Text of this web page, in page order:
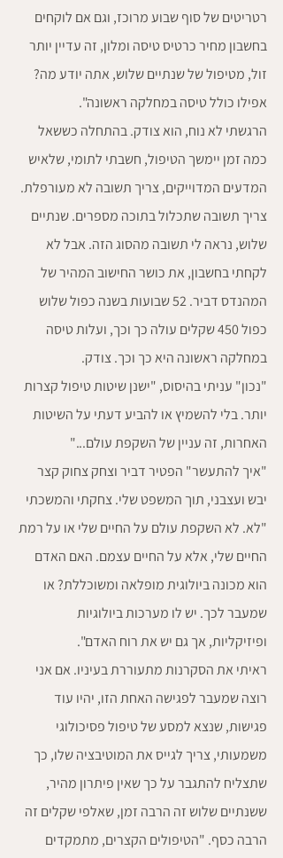
רטריטים של סוף שבוע מרוכז, וגם אם לוקחים
בחשבון מחיר כרטיס טיסה ומלון, זה עדיין יותר
זול, מטיפול של שנתיים שלוש, אתה יודע מה?
אפילו כולל טיסה במחלקה ראשונה".
הרגשתי לא נוח, הוא צודק. בהתחלה כששאל
כמה זמן יימשך הטיפול, חשבתי לתומי, שלאיש
המדעים המדוייקים, צריך תשובה לא מעורפלת.
צריך תשובה שתכלול בתוכה מספרים. שנתיים
שלוש, נראה לי תשובה מהסוג הזה. אבל לא
לקחתי בחשבון, את כושר החישוב המהיר של
המהנדס דביר. 52 שבועות בשנה כפול שלוש
כפול 450 שקלים עולה כך וכך, ועלות טיסה
במחלקה ראשונה היא כך וכך. צודק.
"נכון" עניתי בהיסוס, "ישנן שיטות טיפול קצרות
יותר. בלי להשמיץ או להביע דעתי על השיטות
האחרות, זה עניין של השקפת עולם..."
"איך להתעשר" הפטיר דביר וצחק צחוק קצר
יבש ועצבני, תוך המשפט שלי. צחקתי והמשכתי
"לא. לא השקפת עולם על החיים שלי או על רמת
החיים שלי, אלא על החיים עצמם. האם האדם
הוא מכונה ביולוגית מופלאה ומשוכללת? או
שמעבר לכך. יש לו מערכות ביולוגיות
ופיזיקליות, אך גם יש את רוח האדם".
ראיתי את הסקרנות מתעוררת בעיניו. אם אני
רוצה שמעבר לפגישה האחת הזו, יהיו עוד
פגישות, שנצא למסע של טיפול פסיכולוגי
משמעותי, צריך לגייס את המוטיבציה שלו, כך
שתצליח להתגבר על כך שאין פיתרון מהיר,
ששנתיים שלוש זה הרבה זמן, שאלפי שקלים זה
הרבה כסף. "הטיפולים הקצרים, מתמקדים